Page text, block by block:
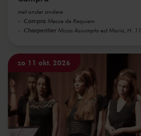
met onder andere
Campra Messe de Requiem
Charpentier Missa Assumpta est Maria, H. 11
zo 11 okt. 2026